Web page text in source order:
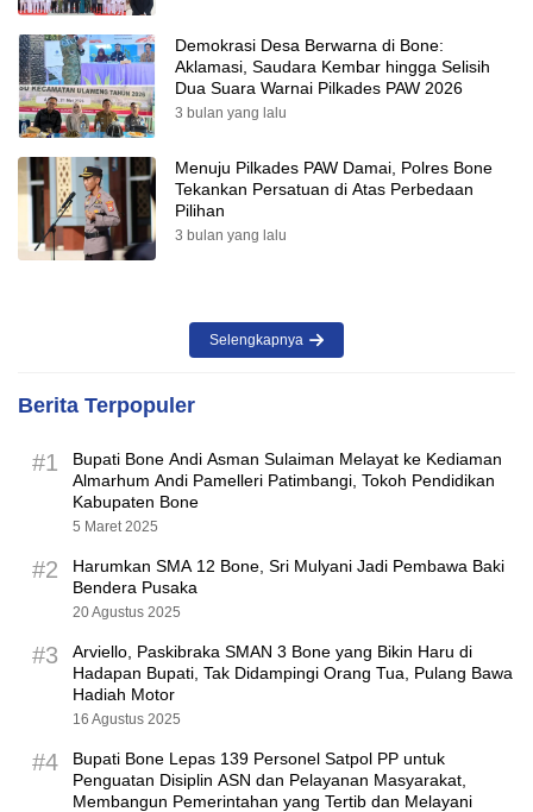
Demokrasi Desa Berwarna di Bone:
Aklamasi, Saudara Kembar hingga Selisih
Dua Suara Warnai Pilkades PAW 2026
3 bulan yang lalu
Menuju Pilkades PAW Damai, Polres Bone
Tekankan Persatuan di Atas Perbedaan
Pilihan
3 bulan yang lalu
Selengkapnya
Berita Terpopuler
#1
Bupati Bone Andi Asman Sulaiman Melayat ke Kediaman
Almarhum Andi Pamelleri Patimbangi, Tokoh Pendidikan
Kabupaten Bone
5 Maret 2025
#2
Harumkan SMA 12 Bone, Sri Mulyani Jadi Pembawa Baki
Bendera Pusaka
20 Agustus 2025
#3
Arviello, Paskibraka SMAN 3 Bone yang Bikin Haru di
Hadapan Bupati, Tak Didampingi Orang Tua, Pulang Bawa
Hadiah Motor
16 Agustus 2025
#4
Bupati Bone Lepas 139 Personel Satpol PP untuk
Penguatan Disiplin ASN dan Pelayanan Masyarakat,
Membangun Pemerintahan yang Tertib dan Melayani